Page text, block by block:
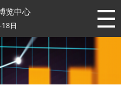
览中心
日